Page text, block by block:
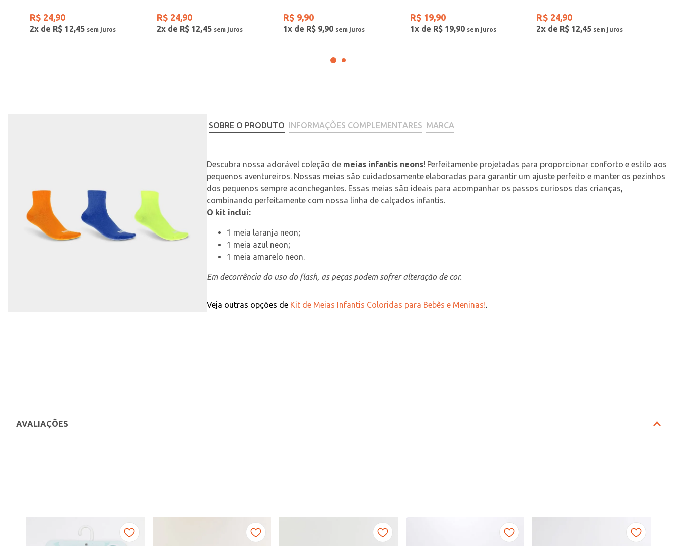
R$ 24,90
2x de R$ 12,45
R$ 24,90
2x de R$ 12,45
R$ 9,90
1x de R$ 9,90
R$ 19,90
1x de R$ 19,90
R$ 24,90
2x de R$ 12,45
SOBRE O PRODUTO INFORMAÇÕES COMPLEMENTARES MARCA
Descubra nossa adorável coleção de meias infantis neons! Perfeitamente projetadas para proporcionar conforto e estilo aos
pequenos aventureiros. Nossas meias são cuidadosamente elaboradas para garantir um ajuste perfeito e manter os pezinhos
dos pequenos sempre aconchegantes. Essas meias são ideais para acompanhar os passos curiosos das crianças,
combinando perfeitamente com nossa linha de calçados infantis.
O kit inclui:
1 meia laranja neon;
1 meia azul neon;
1 meia amarelo neon.
Em decorrência do uso do flash, as peças podem sofrer alteração de cor.
Veja outras opções de Kit de Meias Infantis Coloridas para Bebês e Meninas!.
AVALIAÇÕES